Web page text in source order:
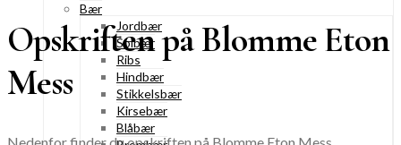
Bær
Jordbær
Solbær
Ribs
Hindbær
Stikkelsbær
Kirsebær
Blåbær
Opskriften på Blomme Eton
Mess